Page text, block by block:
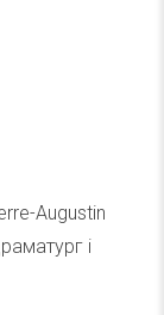
Augustin
і